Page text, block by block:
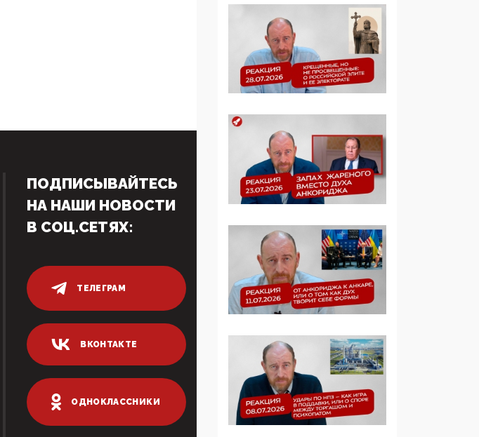
Прокуратура наконец
увидела
экстремистскую
деятельность ИИТО
ЮНЕСКО в России, но
цифроглобалисты
определять повестку в
образовании
09:43, 01 Июня 2026
5G за счет здоровья
граждан: Минцифры
регионов и
муниципалитетов право
защищать жилые дома
и социальные объекты
от ЭМИ
Роскомнадзор
освободили от борца с
деструктивным и
опасным контентом
07:39, 25 Мая 2026
ПОДПИСЫВАЙТЕСЬ
НА НАШИ НОВОСТИ
В СОЦ.СЕТЯХ:
ТЕЛЕГРАМ
ВКОНТАКТЕ
ОДНОКЛАССНИКИ